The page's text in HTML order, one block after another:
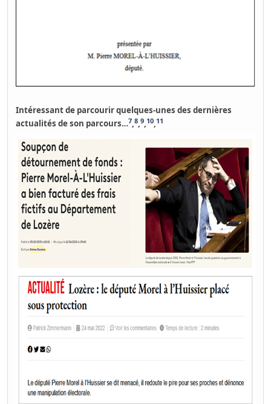
Intéressant de parcourir quelques-unes des dernières
actualités de son parcours…7,8,9,10,11